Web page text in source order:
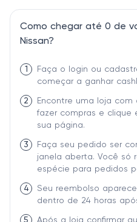
Como chegar até 0 de
Nissan?
1
Faça o login ou
começar a ganhar
2
Encontre uma loja
fazer compras e clique
sua página.
3
Faça seu pedido ser
janela aberta. Você só
espécie para pedidos
4
Seu reembolso
dentro de 24 horas
5
Após a loja confirmar